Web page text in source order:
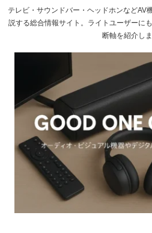
テレビ・サウンドバー・ヘッドホンなどAV
説する総合情報サイト。ライトユーザーに
断軸を紹介しま